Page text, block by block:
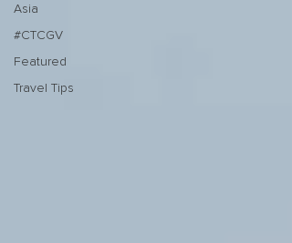
Asia
#CTCGV
Featured
Travel Tips